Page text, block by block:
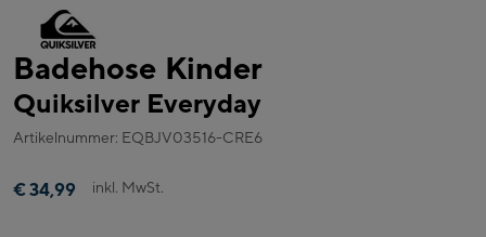
Badehose Kinder
Quiksilver Everyday
Artikelnummer: EQBJV03516-CRE6
€ 34,99 inkl. MwSt.